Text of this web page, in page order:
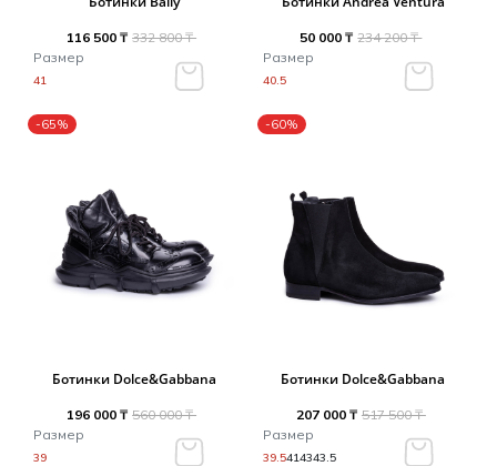
116 500 ₸ 332 800 ₸
Размер
41
50 000 ₸ 234 200 ₸
Размер
40.5
-65%
Ботинки Dolce&Gabbana
196 000 ₸ 560 000 ₸
Размер
39
-60%
Ботинки Dolce&Gabbana
207 000 ₸ 517 500 ₸
Размер
39.5414343.5